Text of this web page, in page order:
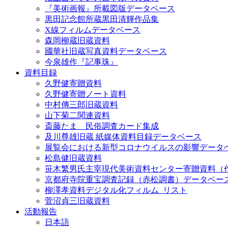
『美術画報』所載図版データベース
黒田記念館所蔵黒田清輝作品集
X線フィルムデータベース
森岡柳蔵旧蔵資料
國華社旧蔵写真資料データベース
今泉雄作『記事珠』
資料目録
久野健寄贈資料
久野健寄贈ノート資料
中村傳三郎旧蔵資料
山下菊二関連資料
斎藤たま 民俗調査カード集成
及川尊雄旧蔵 紙媒体資料目録データベース
展覧会における新型コロナウイルスの影響データ
松島健旧蔵資料
笹木繁男氏主宰現代美術資料センター寄贈資料（
京都府寺院重宝調査記録（赤松調書）データベー
柳澤孝資料デジタル化フィルム_リスト
菅沼貞三旧蔵資料
活動報告
日本語